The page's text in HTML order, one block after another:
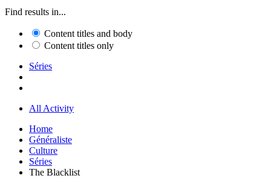
Find results in...
Content titles and body
Content titles only
Séries
All Activity
Home
Généraliste
Culture
Séries
The Blacklist